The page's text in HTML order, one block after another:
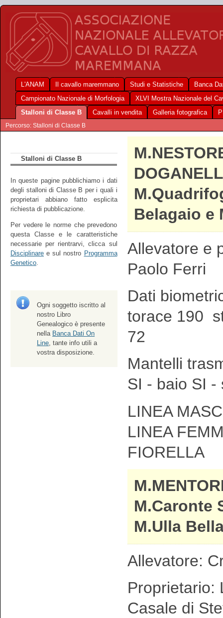
L'ANAM Il cavallo maremmano Studi e Statistiche
Banca
Campionato Nazionale di Morfologia
XLVI Mostra Nazionale del
Stalloni di Classe B
Cavalli in vendita Galleria fotografica
Percorso: Stalloni di Classe B
Stalloni di Classe B
In queste pagine pubblichiamo i dati
degli stalloni di Classe B per i quali i
proprietari abbiano fatto esplicita
richiesta di pubblicazione.
Per vedere le norme che prevedono
questa Classe e le caratteristiche
necessarie per rientrarvi, clicca sul
Disciplinare e sul nostro Programma
Genetico.
Ogni soggetto iscritto al
nostro Libro
Genealogico è presente
nella Banca Dati On
Line , tante info utili a
vostra disposizione.
Belagaio e
Allevatore e
Paolo Ferri
Dati
torace 190
72
Mantelli
SI - baio SI -
LINEA
LINEA
FIORELLA
M.Caronte
M.Ulla
Allevatore:
Proprietario:
Casale di